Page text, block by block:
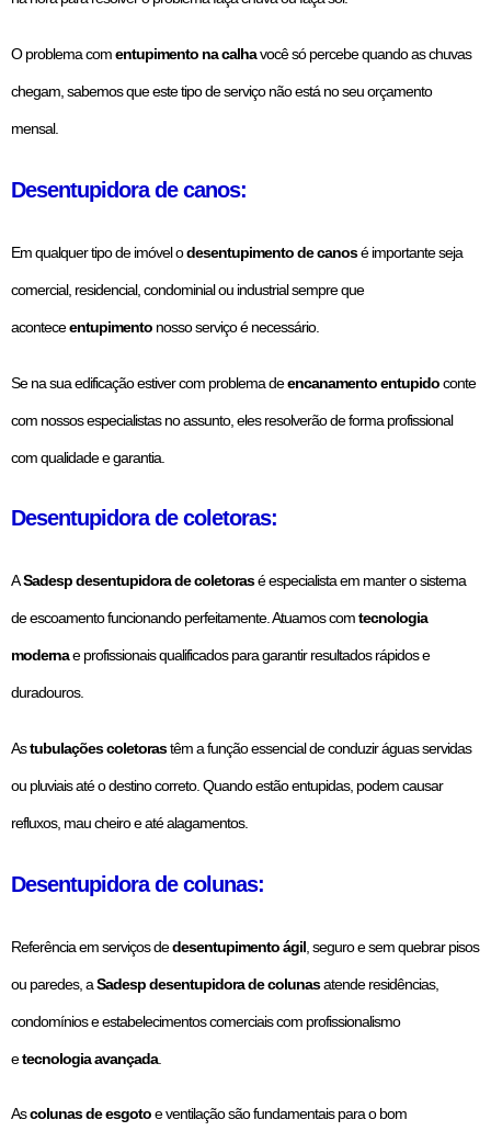
O problema comentupimento na calhavocê só percebe quando as chuvas
chegam, sabemos que este tipo de serviço não está no seu orçamento
mensal.
Desentupidora de canos:
Em qualquer tipo de imóvel odesentupimento de canosé importante seja
comercial, residencial, condominial ou industrial sempre que
aconteceentupimento nosso serviço é necessário.
Se na sua edificação estiver com problema deencanamento entupidoconte
com nossos especialistas no assunto, eles resolverão de forma profissional
com qualidade e garantia.
Desentupidora de coletoras:
ASadesp desentupidora de coletorasé especialista em manter o sistema
de escoamento funcionando perfeitamente. Atuamos comtecnologia
modernae profissionais qualificados para garantir resultados rápidos e
duradouros.
Astubulações coletorastêm a função essencial de conduzir águas servidas
ou pluviais até o destino correto. Quando estão entupidas, podem causar
refluxos, mau cheiro e até alagamentos.
Desentupidora de colunas:
Referência em serviços dedesentupimento ágil , seguro e sem quebrar pisos
ou paredes, aSadesp desentupidora de colunasatende residências,
condomínios e estabelecimentos comerciais com profissionalismo
etecnologia avançada.
Ascolunas de esgotoe ventilação são fundamentais para o bom